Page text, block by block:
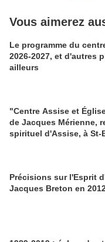
Vous aimerez
Le programme du
2026-2027, et d'autres
ailleurs
"Centre Assise et
de Jacques Mérienne,
spirituel d'Assise, à St-
Précisions sur l'Esprit
Jacques Breton en